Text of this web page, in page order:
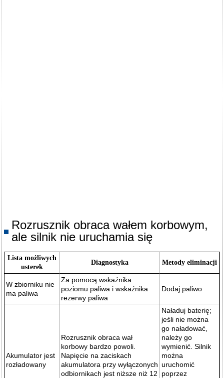
Rozrusznik obraca wałem korbowym,
ale silnik nie uruchamia się
Lista możliwych
usterek
Diagnostyka Metody eliminacji
W zbiorniku nie
ma paliwa
Za pomocą wskaźnika
poziomu paliwa i wskaźnika
rezerwy paliwa
Dodaj paliwo
Akumulator jest
rozładowany
Rozrusznik obraca wał
korbowy bardzo powoli.
Napięcie na zaciskach
akumulatora przy wyłączonych
odbiornikach jest niższe niż 12
Naładuj baterię;
jeśli nie można
go naładować,
należy go
wymienić. Silnik
można
uruchomić
poprzez